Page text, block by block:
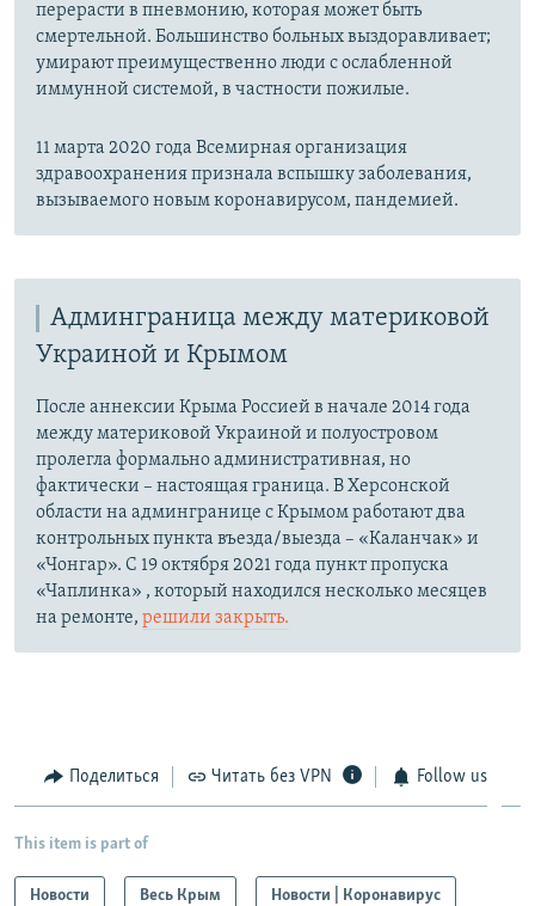
перерасти в пневмонию, которая может быть
смертельной. Большинство больных выздоравливает;
умирают преимущественно люди с ослабленной
иммунной системой, в частности пожилые.
11 марта 2020 года Всемирная организация
здравоохранения признала вспышку заболевания,
вызываемого новым коронавирусом, пандемией.
Админграница между материковой
Украиной и Крымом
После аннексии Крыма Россией в начале 2014 года
между материковой Украиной и полуостровом
пролегла формально административная, но
фактически – настоящая граница. В Херсонской
области на админгранице с Крымом работают два
контрольных пункта въезда/выезда – «Каланчак» и
«Чонгар». С 19 октября 2021 года пункт пропуска
«Чаплинка» , который находился несколько месяцев
на ремонте, решили закрыть.
Поделиться Читать без VPN Follow us
This item is part of
Новости Весь Крым Новости | Коронавирус